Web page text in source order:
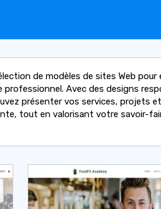
de modèles de sites Web
professionnel. Avec des designs
présenter vos services, projets
tout en valorisant votre savoir-